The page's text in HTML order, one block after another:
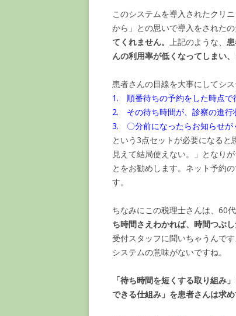
このシステムを導入されたクリ
から」との思いで導入をされたの
てくれません。 上記のような、
んの利用率が低くなってしまい
患者さんの目線を大事にしてシス
1. 順番待ちの予約をした時点で
2. その待ち時間が、診察の進行
3. 〇分前になったらお知らせが
という3点セットが必要になる
見えて結局使えない。」となり
とをお勧めします。ネット予約
す。
ちなみにこの税理士さんは、60
ち時間さえわかれば、時間つぶ
受付スタッフに聞いちゃうんで
システムの意味がないですね。
「待ち時間を短くする取り組み
できる仕組み」を患者さんは求め